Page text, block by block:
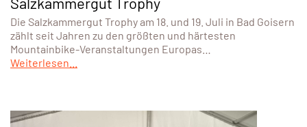
Die Salzkammergut Trophy am 18. und 19. Juli in Bad Goisern
zählt seit Jahren zu den größten und härtesten
Mountainbike-Veranstaltungen Europas…
Weiterlesen...